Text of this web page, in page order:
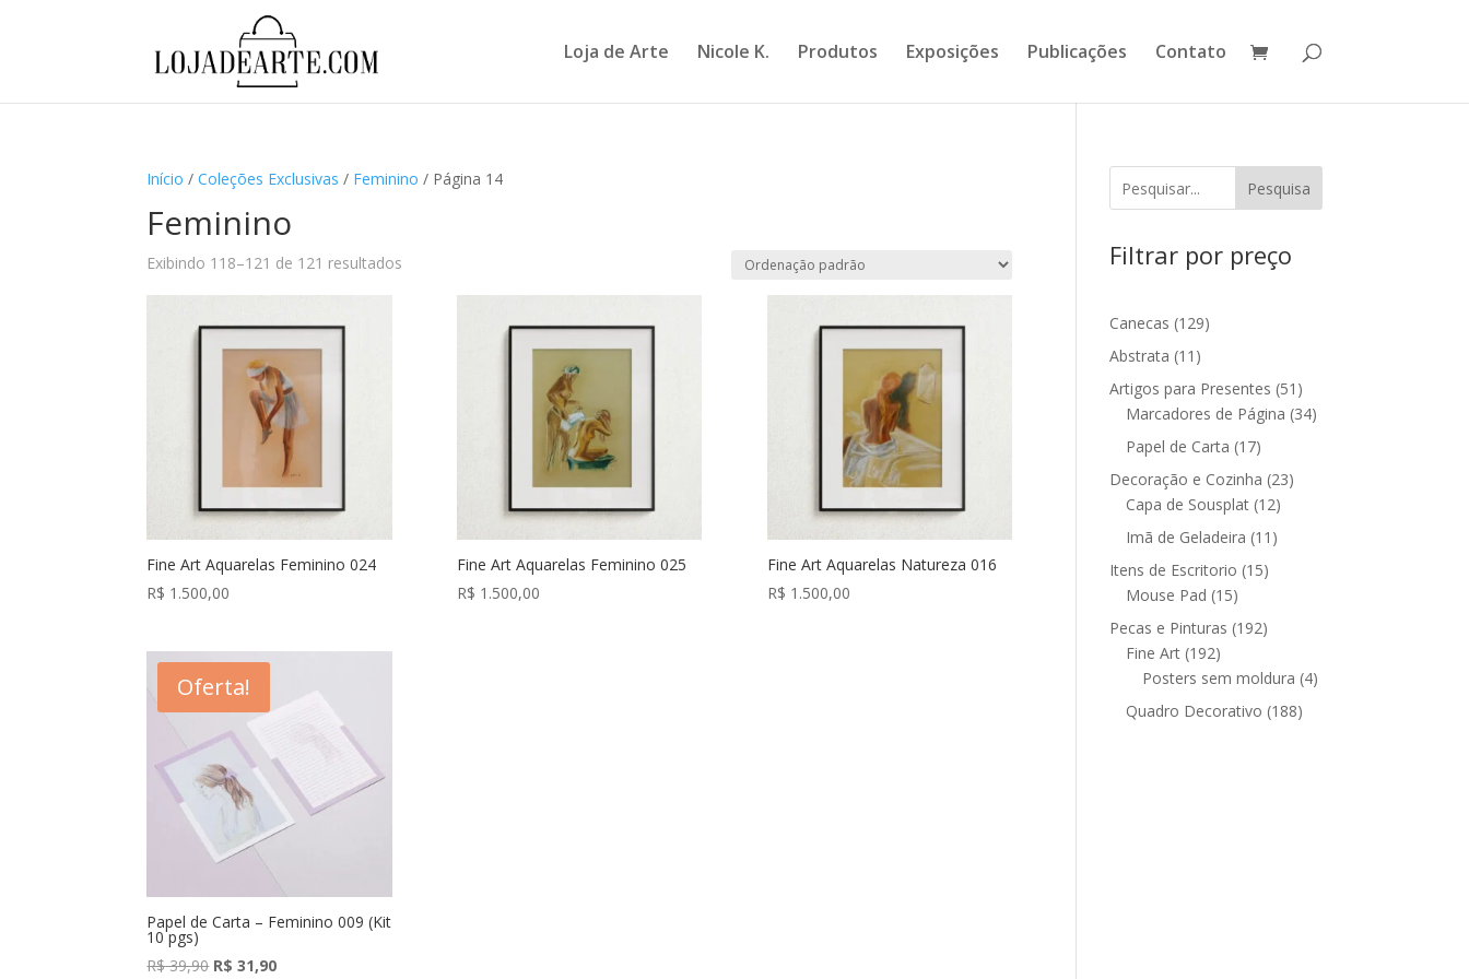
Loja de Arte Nicole K. Produtos Exposições Publicações Contato
Início /Coleções Exclusivas / Feminino / Página 14
Feminino
Exibindo 118–121 de 121 resultados
Fine Art Aquarelas Feminino 024
R$ 1.500,00
Fine Art Aquarelas Feminino 025
R$ 1.500,00
Fine Art Aquarelas Natureza 016
R$ 1.500,00
Oferta!
Papel de Carta – Feminino 009 (Kit
10 pgs)
R$39,90 O
R$ 31,90O
Pesquisa
Filtrar por preço
Canecas 129129
Abstrata 11 11
produtos
Artigos para Presentes 51 51
produtos
Marcadores de Página 3434
Papel de Carta 1717
produtos
Decoração e Cozinha 2323
Capa de Sousplat 1212
produtos
Imã de Geladeira 11 11
Itens de Escritorio 1515
Mouse Pad 1515
produtos
Pecas e Pinturas 192192
Fine Art 192192
produtos
Posters sem moldura 44
Quadro Decorativo 188188